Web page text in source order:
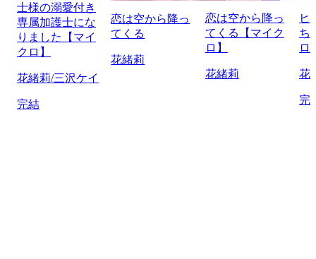
士様の溺愛付き
専属加護士にな
りました【マイ
クロ】
花緒莉/三沢ケイ
完結
恋は空から降っ
てくる
花緒莉
恋は空から降っ
てくる【マイク
ロ】
花緒莉
ヒ
ち
ロ
花
完